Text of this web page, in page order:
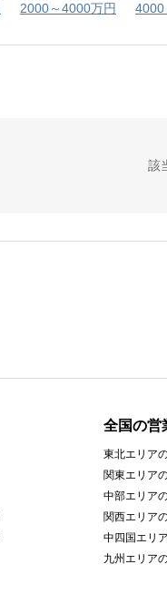
2000～4000万円 4000
該
全国の営
東北エリア
関東エリア
中部エリア
関西エリア
中四国エリ
九州エリア